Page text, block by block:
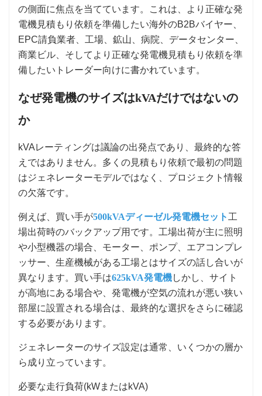
の側面に焦点を当てています。これは、より正確な発
電機見積もり依頼を準備したい海外のB2Bバイヤー、
EPC請負業者、工場、鉱山、病院、データセンター、
商業ビル、そしてより正確な発電機見積もり依頼を準
備したいトレーダー向けに書かれています。
なぜ発電機のサイズはkVAだけではないの
か
kVAレーティングは議論の出発点であり、最終的な答
えではありません。多くの見積もり依頼で最初の問題
はジェネレーターモデルではなく、プロジェクト情報
の欠落です。
例えば、買い手が500kVAディーゼル発電機セット 工
場出荷時のバックアップ用です。工場出荷が主に照明
や小型機器の場合、モーター、ポンプ、エアコンプレ
ッサー、生産機械がある工場とはサイズの話し合いが
異なります。買い手は625kVA発電機しかし、サイト
が高地にある場合や、発電機が空気の流れが悪い狭い
部屋に設置される場合は、最終的な選択をさらに確認
する必要があります。
ジェネレーターのサイズ設定は通常、いくつかの層か
ら成り立っています。
必要な走行負荷(kWまたはkVA)